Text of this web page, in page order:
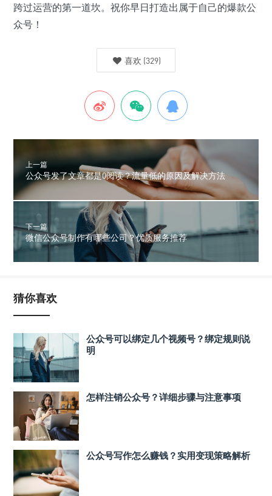
跨过运营的第一道坎。祝你早日打造出属于自己的爆款公
众号！
喜欢 (329)
上一篇
公众号发了文章都是0阅读？流量低的原因及解决方法
下一篇
微信公众号制作有哪些公司？优质服务推荐
猜你喜欢
公众号可以绑定几个视频号？绑定规则说
明
怎样注销公众号？详细步骤与注意事项
公众号写作怎么赚钱？实用变现策略解析